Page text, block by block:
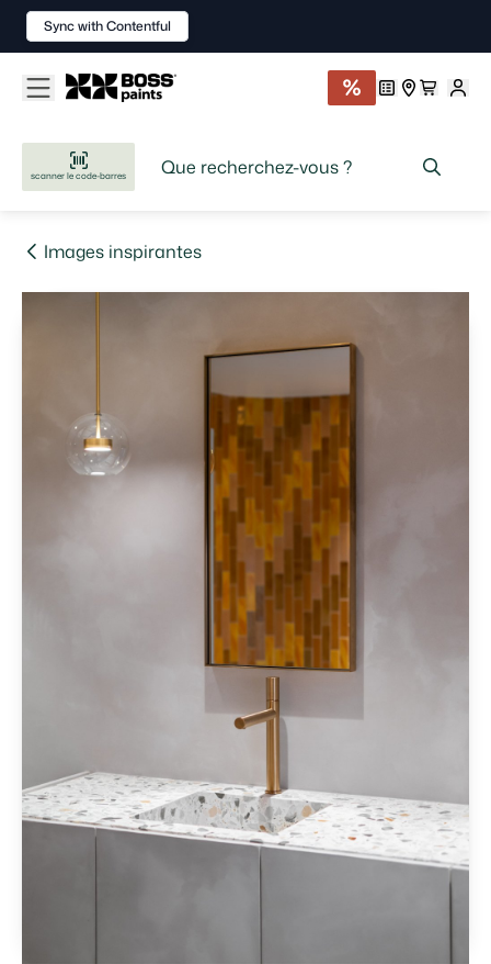
scanner le code-barres
Images inspirantes
Sync with Contentful